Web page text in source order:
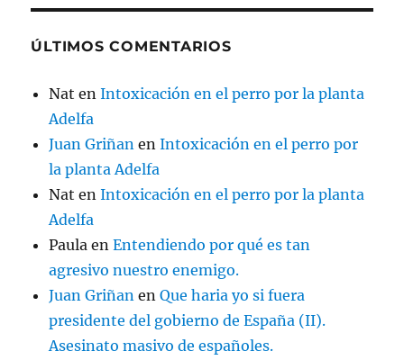
ÚLTIMOS COMENTARIOS
Nat enIntoxicación en el perro por la planta
Adelfa
Juan Griñan enIntoxicación en el perro por
la planta Adelfa
Nat enIntoxicación en el perro por la planta
Adelfa
Paula enEntendiendo por qué es tan
agresivo nuestro enemigo.
Juan Griñan enQue haria yo si fuera
presidente del gobierno de España (II).
Asesinato masivo de españoles.